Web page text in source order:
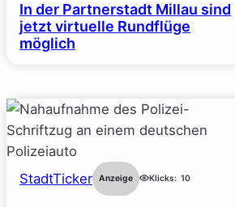
In der Partnerstadt Millau sind
jetzt virtuelle Rundflüge
möglich
StadtTicker Anzeige Klicks: 10